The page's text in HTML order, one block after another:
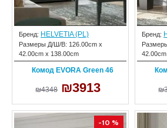
Бренд: HELVETIA (PL)
Размеры Д/Ш/В: 126.00cm x
42.00cm x 138.00cm
Комод EVORA Green 46
₪4348 ₪3913
Бренд:
-10 %